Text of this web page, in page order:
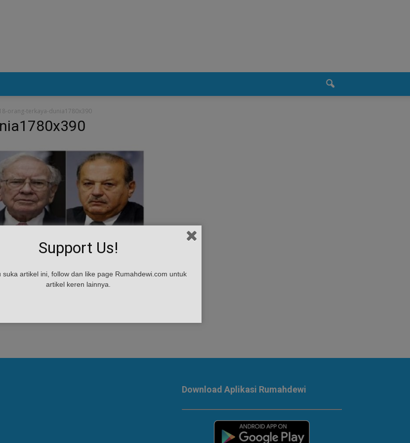
orang-terkaya-dunia1780x390
Download Aplikasi Rumahdewi
Support Us!
suka artikel ini, follow dan like page Rumahdewi.com untuk
artikel keren lainnya.